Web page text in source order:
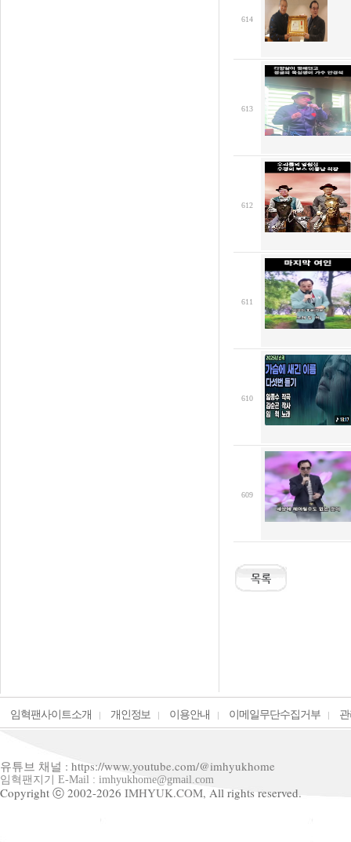
614
613
612
611
610
609
임혁팬사이트소개 개인정보 이용안내 이메일무단수집거부
유튜브 채널 : https://www.youtube.com/@imhyukhome
임혁팬지기 E-Mail : imhyukhome@gmail.com
Copyright ⓒ 2002-2026 IMHYUK.COM, All rights reserved.